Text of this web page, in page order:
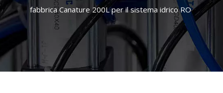
fabbrica Canature 200L per il sistema idrico RO